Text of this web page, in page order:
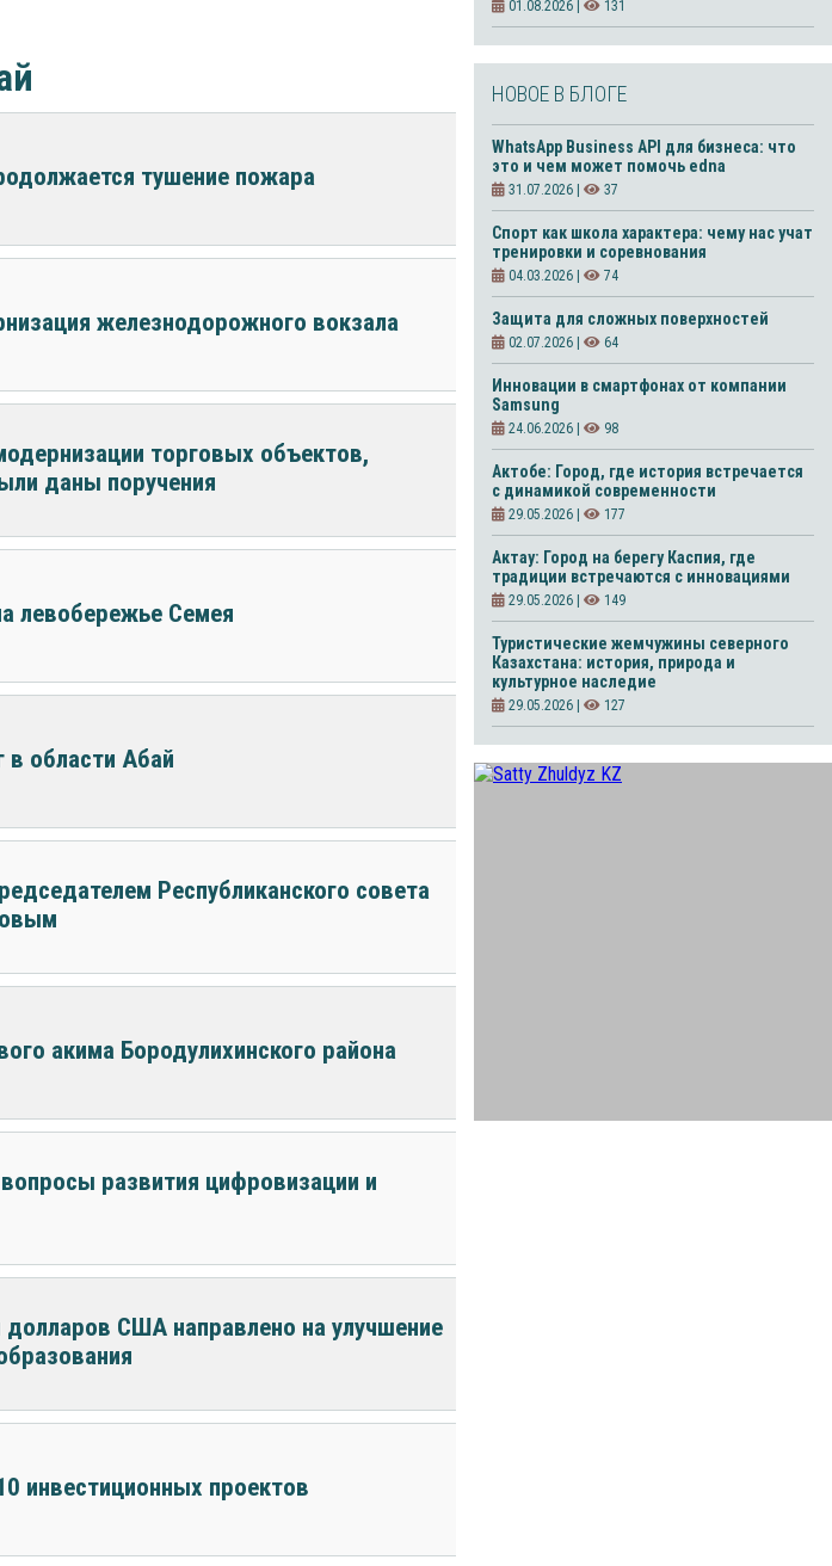
тушение пожара
железнодорожного вокзала
торговых объектов,
даны поручения
левобережье Семея
в области Абай
Республиканского совета
акима Бородулихинского района
развития цифровизации и
США направлено на улучшение
инвестиционных проектов
01.08.2026 | 131
НОВОЕ В БЛОГЕ
WhatsApp Business API для бизнеса: что
это и чем может помочь edna
31.07.2026 | 37
Спорт как школа характера: чему нас учат
тренировки и соревнования
04.03.2026 | 74
Защита для сложных поверхностей
02.07.2026 | 64
Инновации в смартфонах от компании
Samsung
24.06.2026 | 98
Актобе: Город, где история встречается
с динамикой современности
29.05.2026 | 177
Актау: Город на берегу Каспия, где
традиции встречаются с инновациями
29.05.2026 | 149
Туристические жемчужины северного
Казахстана: история, природа и
культурное наследие
29.05.2026 | 127